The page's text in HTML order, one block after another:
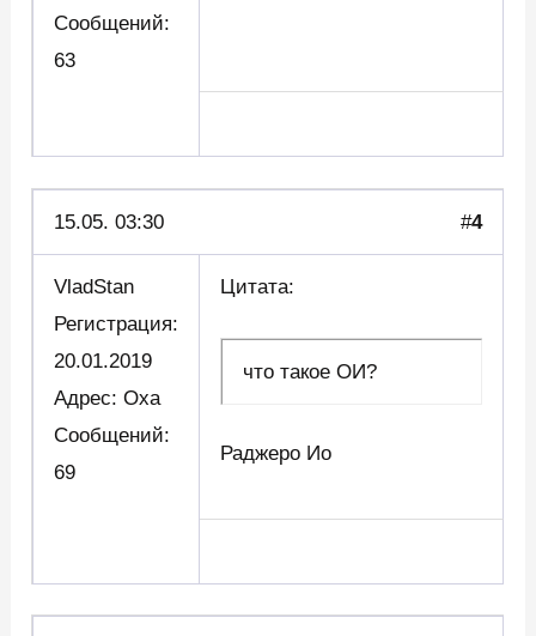
Сообщений:
63
15.05. 03:30 #4
VladStan
Регистрация:
20.01.2019
Адрес: Оха
Сообщений:
69
Цитата:
что такое ОИ?
Раджеро Ио